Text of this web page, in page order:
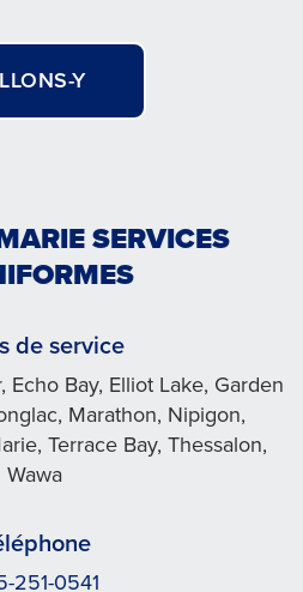
Y
SERVICES
de service
Bay, Elliot Lake, Garden
Marathon, Nipigon,
Terrace Bay, Thessalon,
Wawa
251-0541